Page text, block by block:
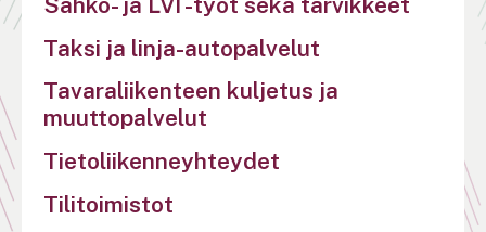
Taksi ja linja-autopalvelut
Tavaraliikenteen kuljetus ja
muuttopalvelut
Tietoliikenneyhteydet
Tilitoimistot